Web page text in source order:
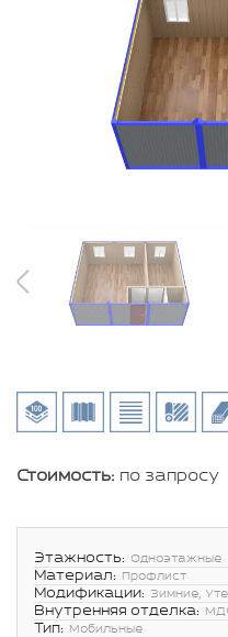
Стоимость: по запросу
Этажность: Одноэтажные
Материал: Профлист
Модификации: Зимние,
Внутренняя отделка:
Тип: Мобильные